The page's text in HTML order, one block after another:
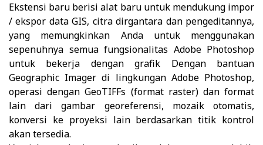
Ekstensi baru berisi alat baru untuk mendukung impor
/ ekspor data GIS, citra dirgantara dan pengeditannya,
yang memungkinkan Anda untuk menggunakan
sepenuhnya semua fungsionalitas Adobe Photoshop
untuk bekerja dengan grafik Dengan bantuan
Geographic Imager di lingkungan Adobe Photoshop,
operasi dengan GeoTIFFs (format raster) dan format
lain dari gambar georeferensi, mozaik otomatis,
konversi ke proyeksi lain berdasarkan titik kontrol
akan tersedia.